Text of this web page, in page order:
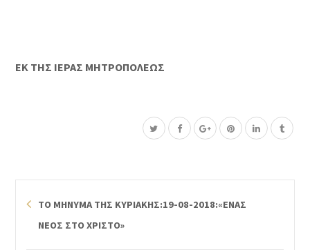
ΕΚ ΤΗΣ ΙΕΡΑΣ ΜΗΤΡΟΠΟΛΕΩΣ
ΤΟ ΜΗΝΥΜΑ ΤΗΣ ΚΥΡΙΑΚΗΣ:19-08-2018:«ΕΝΑΣ
ΝΕΟΣ ΣΤΟ ΧΡΙΣΤΟ»